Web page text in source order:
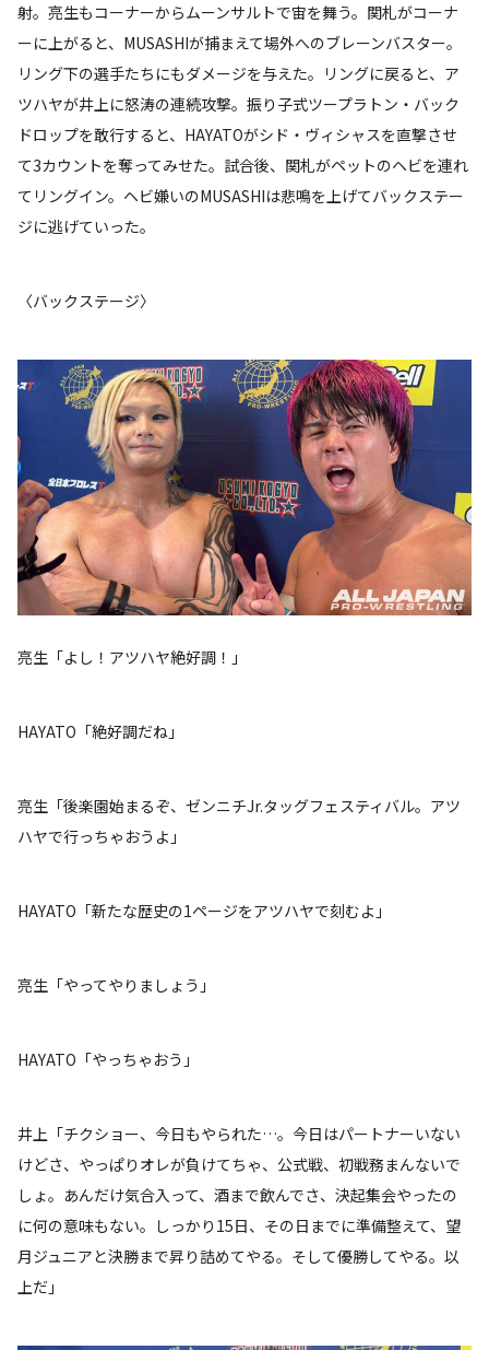
射。亮生もコーナーからムーンサルトで宙を舞う。関札がコーナ
ーに上がると、MUSASHIが捕まえて場外へのブレーンバスター。
リング下の選手たちにもダメージを与えた。リングに戻ると、ア
ツハヤが井上に怒涛の連続攻撃。振り子式ツープラトン・バック
ドロップを敢行すると、HAYATOがシド・ヴィシャスを直撃させ
て3カウントを奪ってみせた。試合後、関札がペットのヘビを連れ
てリングイン。ヘビ嫌いのMUSASHIは悲鳴を上げてバックステー
ジに逃げていった。
〈バックステージ〉
亮生「よし！アツハヤ絶好調！」
HAYATO「絶好調だね」
亮生「後楽園始まるぞ、ゼンニチJr.タッグフェスティバル。アツ
ハヤで行っちゃおうよ」
HAYATO「新たな歴史の1ページをアツハヤで刻むよ」
亮生「やってやりましょう」
HAYATO「やっちゃおう」
井上「チクショー、今日もやられた…。今日はパートナーいない
けどさ、やっぱりオレが負けてちゃ、公式戦、初戦務まんないで
しょ。あんだけ気合入って、酒まで飲んでさ、決起集会やったの
に何の意味もない。しっかり15日、その日までに準備整えて、望
月ジュニアと決勝まで昇り詰めてやる。そして優勝してやる。以
上だ」